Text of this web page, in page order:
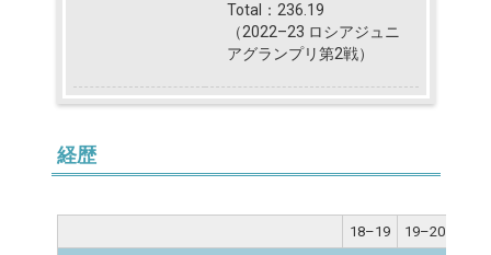
Total：236.19
（2022–23 ロシアジュニ
アグランプリ第2戦）
経歴
18–19 19–20